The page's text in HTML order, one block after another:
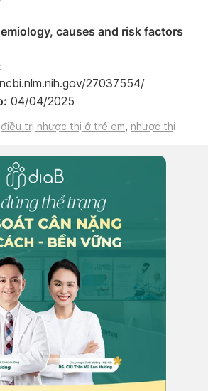
causes and risk factors
27037554/
04/04/2025
điều trị nhược thị ở trẻ em nhược thị